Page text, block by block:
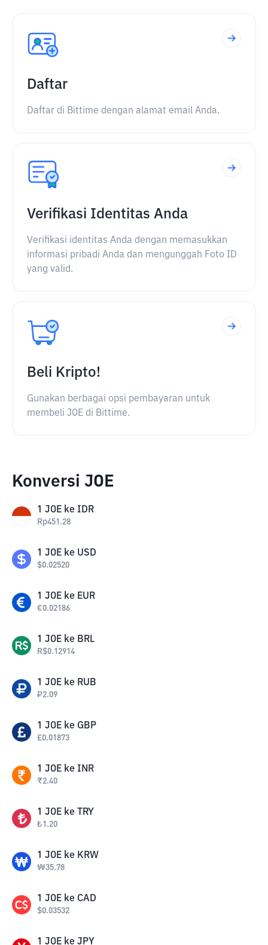
Daftar
Daftar di Bittime dengan alamat email Anda.
Verifikasi Identitas Anda
Verifikasi identitas Anda dengan memasukkan
informasi pribadi Anda dan mengunggah Foto ID
yang valid.
Beli Kripto!
Gunakan berbagai opsi pembayaran untuk
membeli JOE di Bittime.
Konversi JOE
1 JOE ke IDR
Rp451.28
1 JOE ke USD
$0.02520
1 JOE ke EUR
€0.02186
1 JOE ke BRL
R$0.12914
1 JOE ke RUB
₽2.09
1 JOE ke GBP
£0.01873
1 JOE ke INR
₹2.40
1 JOE ke TRY
₺1.20
1 JOE ke KRW
₩35.78
1 JOE ke CAD
$0.03532
1 JOE ke JPY